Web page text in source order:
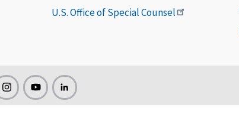
U.S. Office of Special Counsel